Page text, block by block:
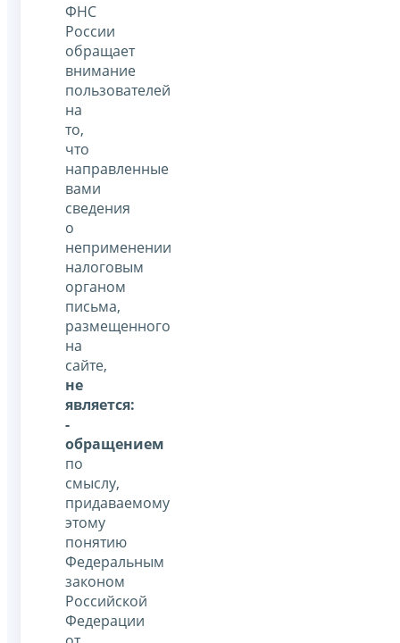
ФНС
России
обращает
внимание
пользователей
на
то,
что
направленные
вами
сведения
о
неприменении
налоговым
органом
письма,
размещенного
на
сайте,
не
является:
-
обращением
по
смыслу,
придаваемому
этому
понятию
Федеральным
законом
Российской
Федерации